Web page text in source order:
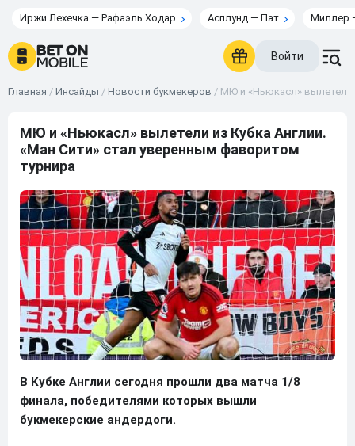
Иржи Лехечка — Рафаэль Ходар Асплунд — Пат Миллер
Войти
Главная / Инсайды / Новости букмекеров / МЮ и «Ньюкасл» вылетели
МЮ и «Ньюкасл» вылетели из Кубка Англии.
«Ман Сити» стал уверенным фаворитом
турнира
В Кубке Англии сегодня прошли два матча 1/8
финала, победителями которых вышли
букмекерские андердоги.